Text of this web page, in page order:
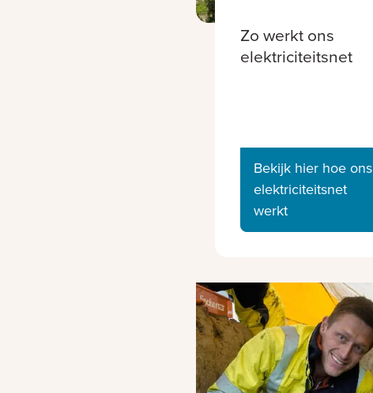
Zo werkt ons
elektriciteitsnet
Bekijk hier hoe ons
elektriciteitsnet
werkt